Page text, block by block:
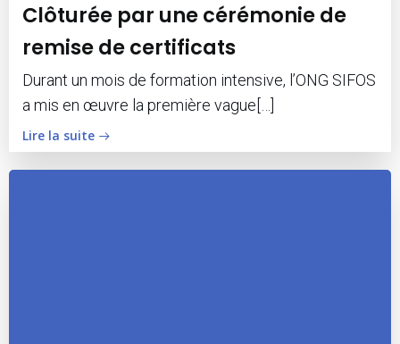
Clôturée par une cérémonie de
remise de certificats
Durant un mois de formation intensive, l’ONG SIFOS
a mis en œuvre la première vague[…]
Lire la suite